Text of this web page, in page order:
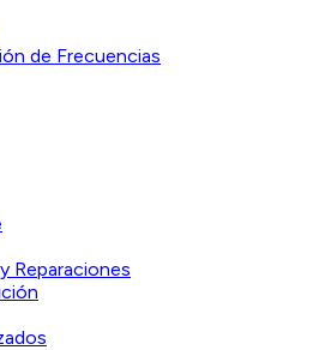
de Frecuencias
Reparaciones